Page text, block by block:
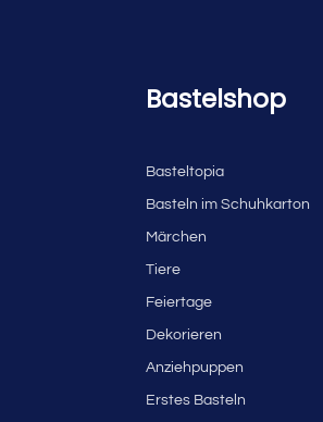
Bastelshop
Basteltopia
Basteln im Schuhkarton
Märchen
Tiere
Feiertage
Dekorieren
Anziehpuppen
Erstes Basteln